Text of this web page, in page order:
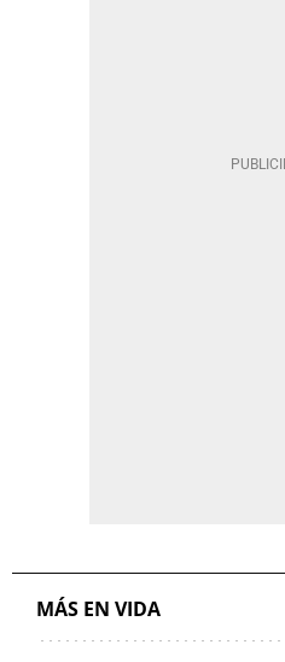
MÁS EN VIDA